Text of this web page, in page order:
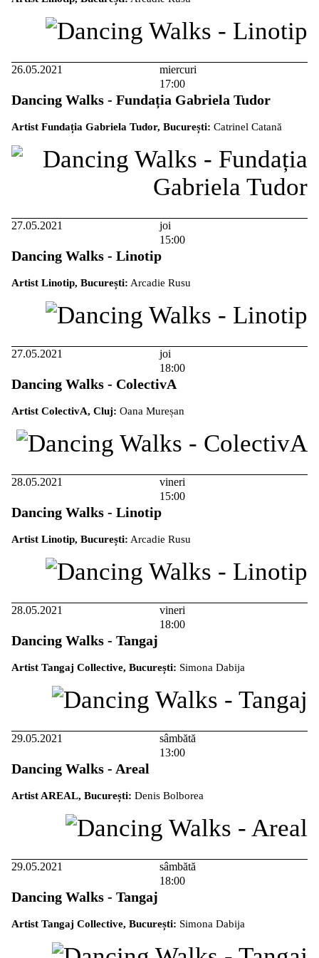
26.05.2021
miercuri
17:00
Dancing Walks - Fundația Gabriela Tudor
Artist Fundația Gabriela Tudor, București: Catrinel Catană
27.05.2021
joi
15:00
Dancing Walks - Linotip
Artist Linotip, București: Arcadie Rusu
27.05.2021
joi
18:00
Dancing Walks - ColectivA
Artist ColectivA, Cluj: Oana Mureșan
28.05.2021
vineri
15:00
Dancing Walks - Linotip
Artist Linotip, București: Arcadie Rusu
28.05.2021
vineri
18:00
Dancing Walks - Tangaj
Artist Tangaj Collective, București: Simona Dabija
29.05.2021
sâmbătă
13:00
Dancing Walks - Areal
Artist AREAL, București: Denis Bolborea
29.05.2021
sâmbătă
18:00
Dancing Walks - Tangaj
Artist Tangaj Collective, București: Simona Dabija